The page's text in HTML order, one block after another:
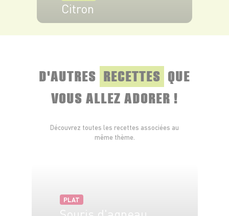
Citron
D'AUTRES RECETTES QUE
VOUS ALLEZ ADORER !
Découvrez toutes les recettes associées au
même thème.
PLAT